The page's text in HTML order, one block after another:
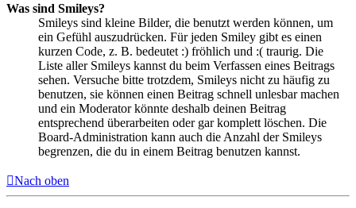
Was sind Smileys?
Smileys sind kleine Bilder, die benutzt werden können, um
ein Gefühl auszudrücken. Für jeden Smiley gibt es einen
kurzen Code, z. B. bedeutet :) fröhlich und :( traurig. Die
Liste aller Smileys kannst du beim Verfassen eines Beitrags
sehen. Versuche bitte trotzdem, Smileys nicht zu häufig zu
benutzen, sie können einen Beitrag schnell unlesbar machen
und ein Moderator könnte deshalb deinen Beitrag
entsprechend überarbeiten oder gar komplett löschen. Die
Board-Administration kann auch die Anzahl der Smileys
begrenzen, die du in einem Beitrag benutzen kannst.
Nach oben